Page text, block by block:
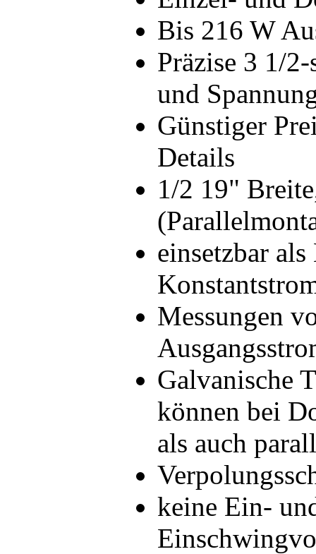
Bis 216 W
Präzise 3 1/
und
Günstiger
Details
1/2 19"
einsetzbar
Messungen
Galvanische
können bei
als auch
keine Ein-